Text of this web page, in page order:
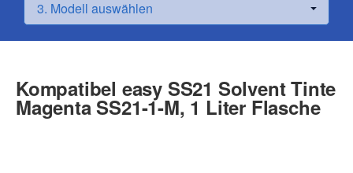
Kompatibel easy SS21 Solvent Tinte
Magenta SS21-1-M, 1 Liter Flasche